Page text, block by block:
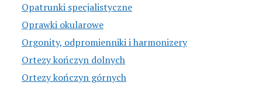
Opatrunki specjalistyczne
Oprawki okularowe
Orgonity, odpromienniki i harmonizery
Ortezy kończyn dolnych
Ortezy kończyn górnych